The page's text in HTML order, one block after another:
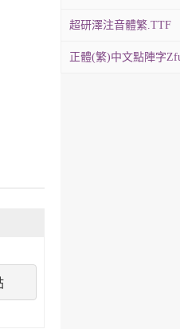
超研澤注音體繁.TTF
正體(繁)中文點陣字